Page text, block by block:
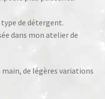
de détergent.
dans mon atelier de
de légères variations